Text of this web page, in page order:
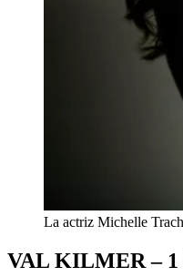
La actriz Michelle
VAL KILMER –